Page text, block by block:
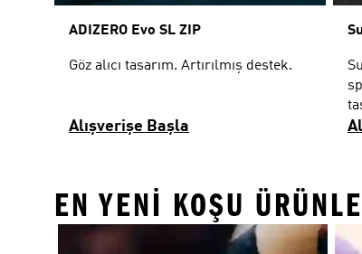
ADIZERO Evo SL ZIP
Göz alıcı tasarım. Artırılmış destek.
Alışverişe Başla
EN YENI KOŞU